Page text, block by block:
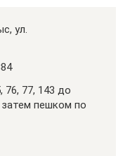
ул.
77, 143 до
пешком по